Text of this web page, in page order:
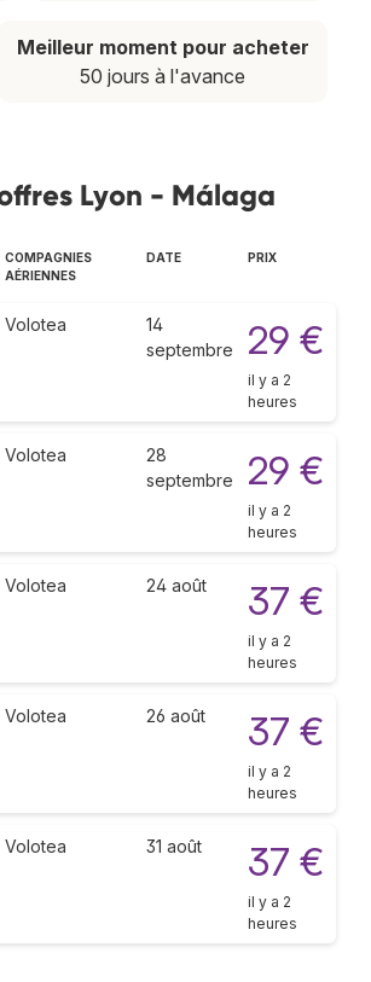
Meilleur moment pour acheter
50 jours à l'avance
Lyon - Málaga
COMPAGNIES
AÉRIENNES
DATE PRIX
Volotea
14
septembre
29 €
il y a 2
heures
Volotea
28
septembre
29 €
il y a 2
heures
Volotea 24 août 37 €
il y a 2
heures
Volotea 26 août 37 €
il y a 2
heures
Volotea 31 août 37 €
il y a 2
heures